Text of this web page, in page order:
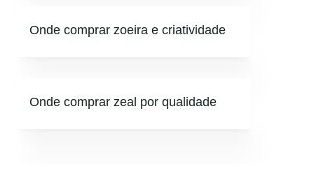
Onde comprar zoeira e criatividade
Onde comprar zeal por qualidade